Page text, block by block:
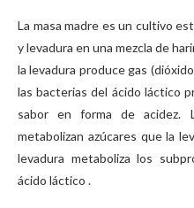
La masa madre es un cultivo
y levadura en una mezcla de
la levadura produce gas
las bacterias del ácido láctico
sabor en forma de acidez.
metabolizan azúcares que la
levadura metaboliza los
ácido láctico .